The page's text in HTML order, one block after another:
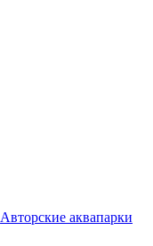
Авторские аквапарки